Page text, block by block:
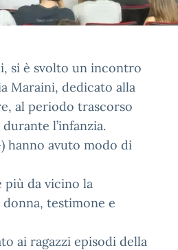
si è svolto un incontro
Maraini, dedicato alla
al periodo trascorso
l’infanzia.
hanno avuto modo di
più da vicino la
testimone e
ai ragazzi episodi della